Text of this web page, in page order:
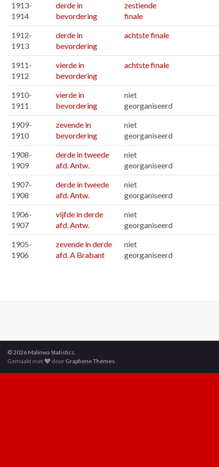
1913-
1914
derde in
bevordering
zestiende
finale
1912-
1913
derde in
bevordering
achtste finale
1911-
1912
vierde in
bevordering
achtste finale
1910-
1911
vierde in
bevordering
niet
georganiseerd
1909-
1910
zevende in
bevordering
niet
georganiseerd
1908-
1909
derde in tweede
afd. Antw.
niet
georganiseerd
1907-
1908
derde in tweede
afd. Antw.
niet
georganiseerd
1906-
1907
vijfde in derde
afd. Antw.
niet
georganiseerd
1905-
1906
zevende in derde
afd. A Brabant
niet
georganiseerd
© 2026 Malinwa Statistics.
Gemaakt met
door Graphene Themes.